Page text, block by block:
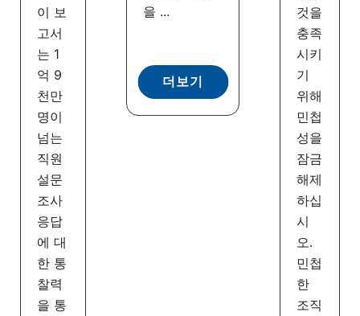
이 보
고서
는 1
억 9
천만
명이
넘는
직원
설문
조사
응답
에 대
한 통
찰력
을 통
을 ...
더보기
것을
충족
시키
기
위해
민첩
성을
잠금
해제
하십
시
오.
민첩
한
조직